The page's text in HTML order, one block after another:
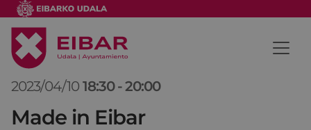
2023/04/10 18:30 -20:00
Made in Eibar